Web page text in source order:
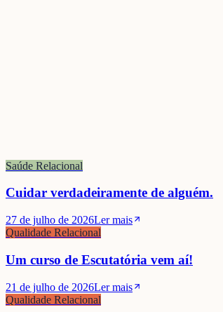
Saúde Relacional
Cuidar verdadeiramente de alguém.
27 de julho de 2026Ler mais
Qualidade Relacional
Um curso de Escutatória vem aí!
21 de julho de 2026Ler mais
Qualidade Relacional